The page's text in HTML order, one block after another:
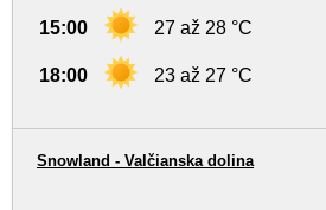
15:00 27 až 28 °C
18:00 23 až 27 °C
Snowland - Valčianska dolina